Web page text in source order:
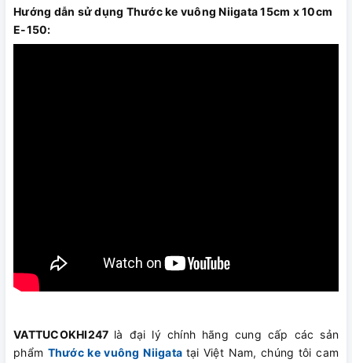
Hướng dẫn sử dụng Thước ke vuông Niigata 15cm x 10cm
E-150:
VATTUCOKHI247 là đại lý chính hãng cung cấp các sản
phẩm Thước ke vuông Niigata tại Việt Nam, chúng tôi cam